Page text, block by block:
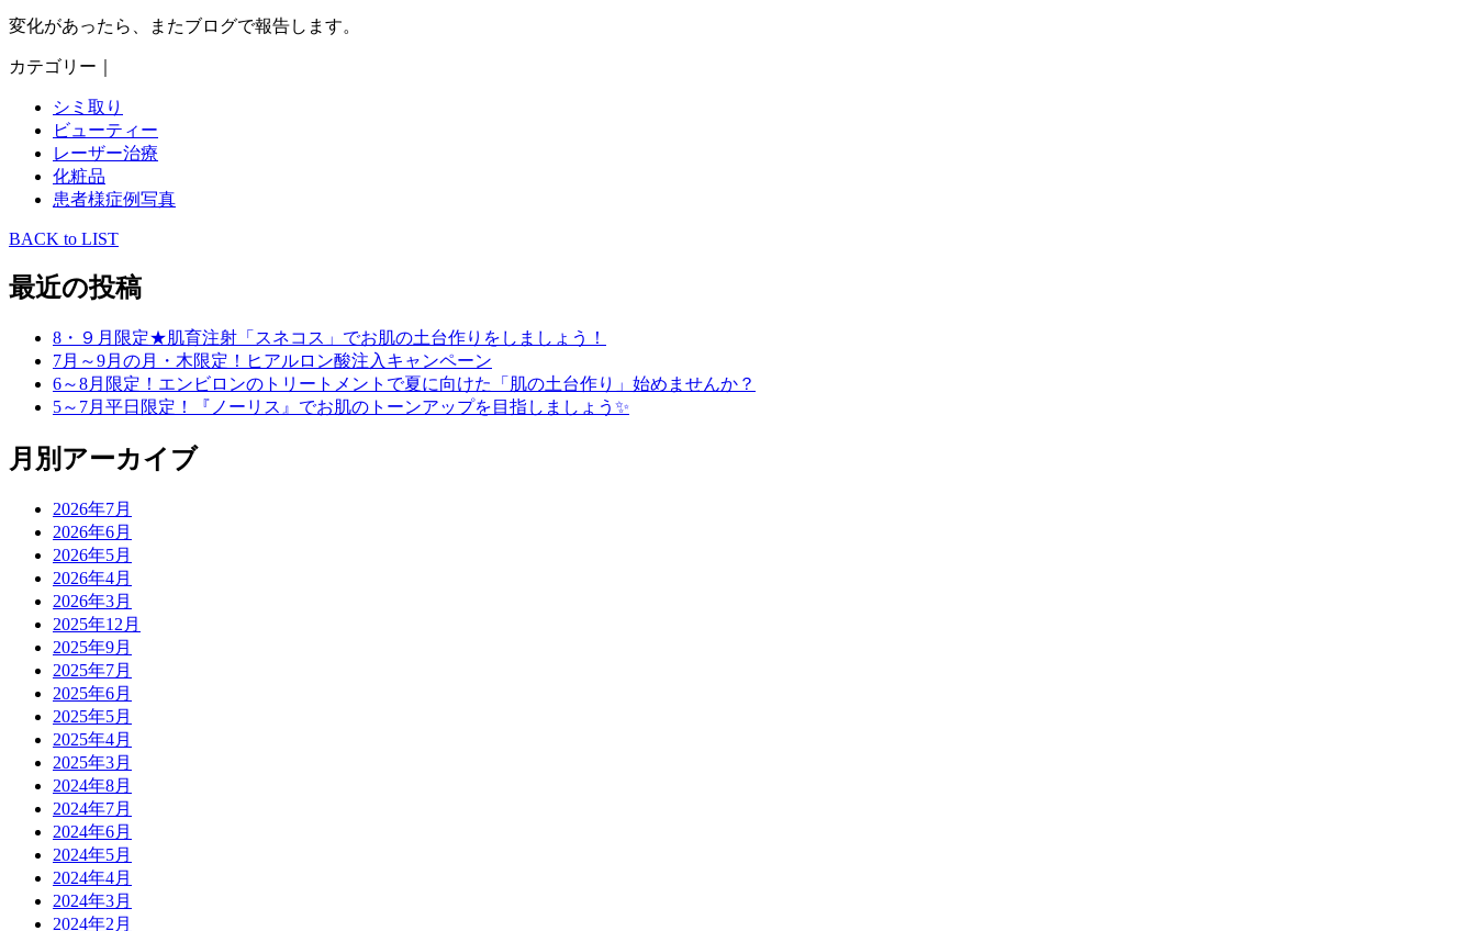
変化があったら、またブログで報告します。
カテゴリー｜
シミ取り
ビューティー
レーザー治療
化粧品
患者様症例写真
BACK to LIST
最近の投稿
8・９月限定★肌育注射「スネコス」でお肌の土台作りをしましょう！
7月～9月の月・木限定！ヒアルロン酸注入キャンペーン
6～8月限定！エンビロンのトリートメントで夏に向けた「肌の土台作り」始めませんか？
5～7月平日限定！『ノーリス』でお肌のトーンアップを目指しましょう✨
月別アーカイブ
2026年7月
2026年6月
2026年5月
2026年4月
2026年3月
2025年12月
2025年9月
2025年7月
2025年6月
2025年5月
2025年4月
2025年3月
2024年8月
2024年7月
2024年6月
2024年5月
2024年4月
2024年3月
2024年2月